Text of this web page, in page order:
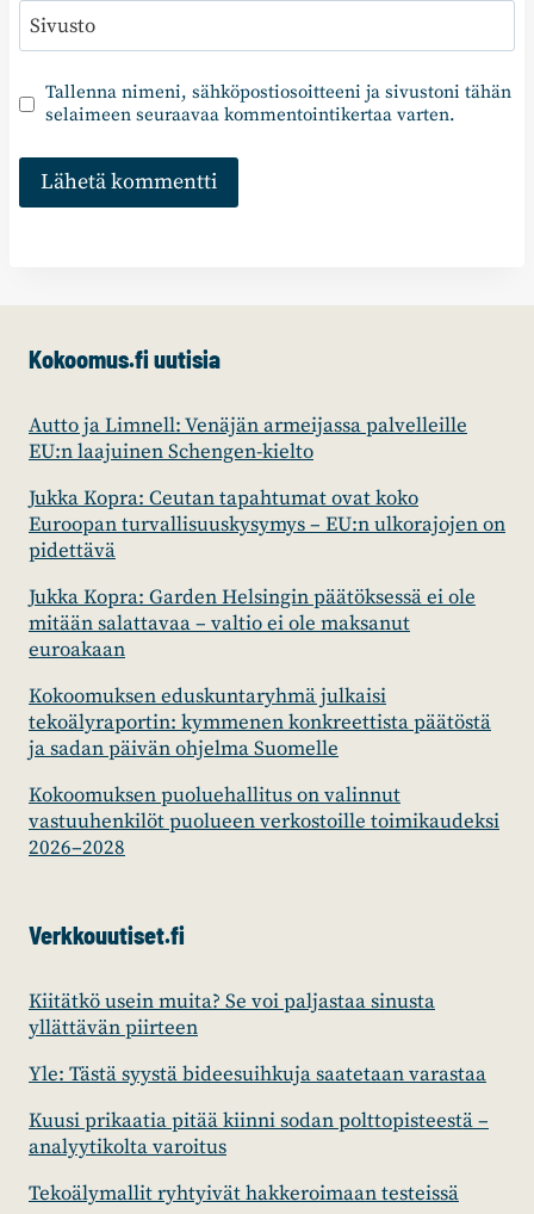
Sivusto
Tallenna nimeni, sähköpostiosoitteeni ja sivustoni tähän
selaimeen seuraavaa kommentointikertaa varten.
Kokoomus.fi uutisia
Autto ja Limnell: Venäjän armeijassa palvelleille
EU:n laajuinen Schengen-kielto
Jukka Kopra: Ceutan tapahtumat ovat koko
Euroopan turvallisuuskysymys – EU:n ulkorajojen on
pidettävä
Jukka Kopra: Garden Helsingin päätöksessä ei ole
mitään salattavaa – valtio ei ole maksanut
euroakaan
Kokoomuksen eduskuntaryhmä julkaisi
tekoälyraportin: kymmenen konkreettista päätöstä
ja sadan päivän ohjelma Suomelle
Kokoomuksen puoluehallitus on valinnut
vastuuhenkilöt puolueen verkostoille toimikaudeksi
2026–2028
Verkkouutiset.fi
Kiitätkö usein muita? Se voi paljastaa sinusta
yllättävän piirteen
Yle: Tästä syystä bideesuihkuja saatetaan varastaa
Kuusi prikaatia pitää kiinni sodan polttopisteestä –
analyytikolta varoitus
Tekoälymallit ryhtyivät hakkeroimaan testeissä